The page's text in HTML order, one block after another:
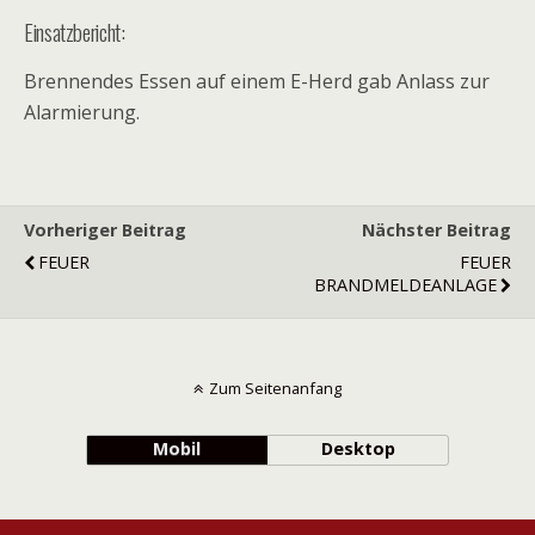
Einsatzbericht:
Brennendes Essen auf einem E-Herd gab Anlass zur
Alarmierung.
Vorheriger Beitrag
FEUER
Nächster Beitrag
FEUER
BRANDMELDEANLAGE
Zum Seitenanfang
Mobil Desktop